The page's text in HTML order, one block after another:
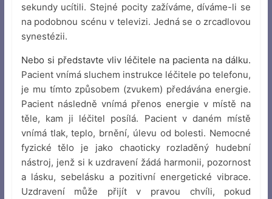
sekundy ucítili. Stejné pocity zažíváme, díváme-li se
na podobnou scénu v televizi. Jedná se o zrcadlovou
synestézii.
Nebo si představte vliv léčitele na pacienta na dálku.
Pacient vnímá sluchem instrukce léčitele po telefonu,
je mu tímto způsobem (zvukem) předávána energie.
Pacient následně vnímá přenos energie v místě na
těle, kam ji léčitel posílá. Pacient v daném místě
vnímá tlak, teplo, brnění, úlevu od bolesti. Nemocné
fyzické tělo je jako chaoticky rozladěný hudební
nástroj, jenž si k uzdravení žádá harmonii, pozornost
a lásku, sebelásku a pozitivní energetické vibrace.
Uzdravení může přijít v pravou chvíli, pokud